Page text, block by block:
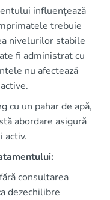
influențează
trebuie
nivelurilor stabile
fi administrat cu
nu afectează
cu un pahar de apă,
abordare asigură
activ.
consultarea
dezechilibre